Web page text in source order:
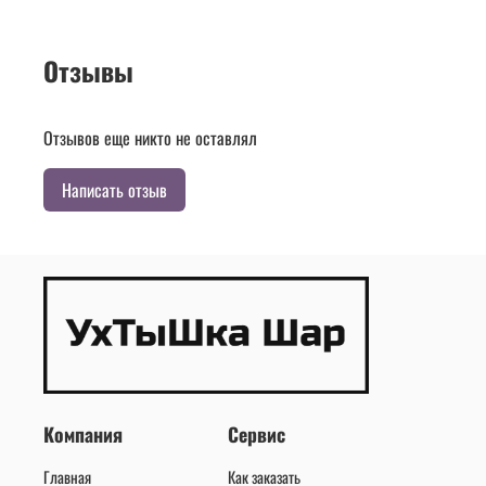
Отзывы
Отзывов еще никто не оставлял
Написать отзыв
Компания
Главная
Сервис
Как заказать